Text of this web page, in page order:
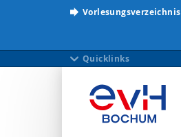
Vorlesungsverzeichnis
Quicklinks